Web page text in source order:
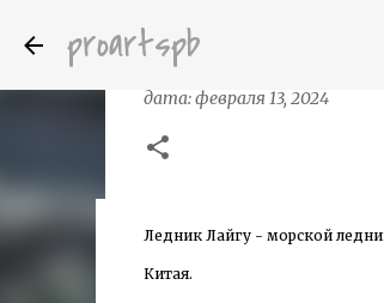
proartspb
Бумажные
дата:октября 14, 2022
дата:февраля 13, 2024
Ледник Лайгу - морской
Китая.